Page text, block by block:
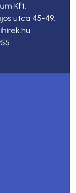
Kft.
utca 45-49.